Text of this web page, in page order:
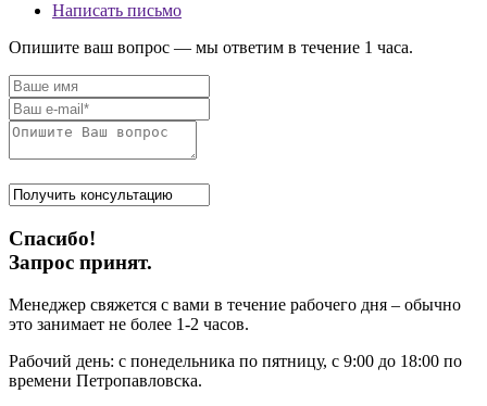
Написать письмо
Опишите ваш вопрос — мы ответим в течение 1 часа.
Спасибо!
Запрос принят.
Менеджер свяжется с вами в течение рабочего дня – обычно
это занимает не более 1-2 часов.
Рабочий день: с понедельника по пятницу, с 9:00 до 18:00 по
времени Петропавловска.